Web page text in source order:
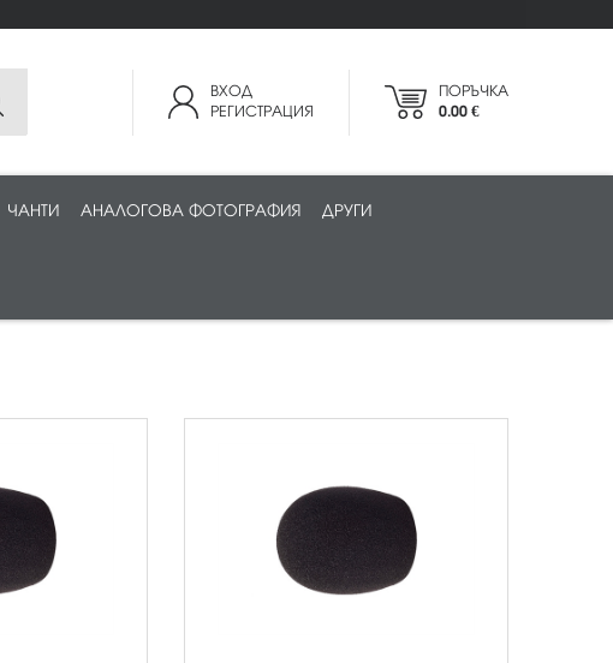
ВХОД
РЕГИСТРАЦИЯ
ПОРЪЧКА
0.00 €
ЧАНТИ АНАЛОГОВА ФОТОГРАФИЯ ДРУГИ